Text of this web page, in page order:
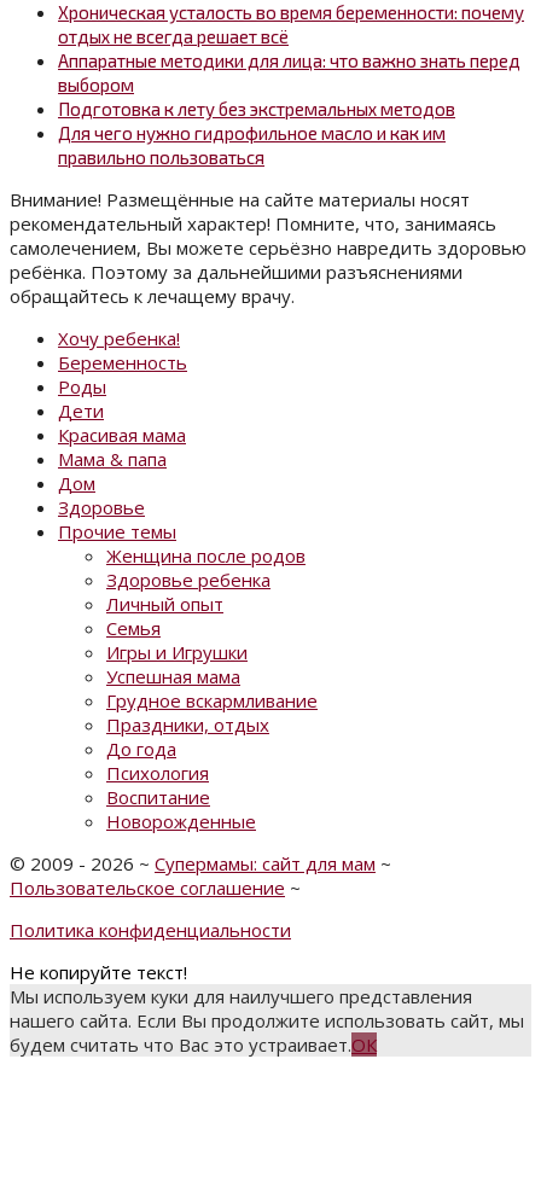
Хроническая усталость во время беременности: почему
отдых не всегда решает всё
Аппаратные методики для лица: что важно знать перед
выбором
Подготовка к лету без экстремальных методов
Для чего нужно гидрофильное масло и как им
правильно пользоваться
Внимание! Размещённые на сайте материалы носят
рекомендательный характер! Помните, что, занимаясь
самолечением, Вы можете серьёзно навредить здоровью
ребёнка. Поэтому за дальнейшими разъяснениями
обращайтесь к лечащему врачу.
Хочу ребенка!
Беременность
Роды
Дети
Красивая мама
Мама & папа
Дом
Здоровье
Прочие темы
Женщина после родов
Здоровье ребенка
Личный опыт
Семья
Игры и Игрушки
Успешная мама
Грудное вскармливание
Праздники, отдых
До года
Психология
Воспитание
Новорожденные
© 2009 - 2026 ~ Супермамы: сайт для мам ~
Пользовательское соглашение ~
Политика конфиденциальности
Не копируйте текст!
Мы используем куки для наилучшего представления
нашего сайта. Если Вы продолжите использовать сайт, мы
будем считать что Вас это устраивает.ОК